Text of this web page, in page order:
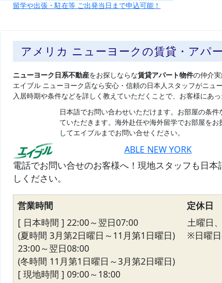
留学や出張・駐在等 ご出発当日まで申込可能！
アメリカ ニューヨークの賃貸・アパ
ニューヨーク日系不動産をお探しならな賃貸アパート物件の仲介
エイブル ニューヨーク店なら安心・信頼の日本人スタッフがニュ
入居時期や条件などを詳しく教えていただくことで、お客様にあ
日本語でお問い合わせいただけます。お部屋の条
ていただきます。海外赴任や海外留学でお部屋を
してエイブルまでお問い合せください。
ABLE NEW YORK
電話でお問い合せのお客様へ！現地スタッフも日
しください。
営業時間
定休日
[ 日本時間 ] 22:00～翌日07:00
(夏時間 3月第2日曜日～11月第1日曜日)
23:00～翌日08:00
(冬時間 11月第1日曜日～3月第2日曜日)
[ 現地時間 ] 09:00～18:00
土曜日
※日曜